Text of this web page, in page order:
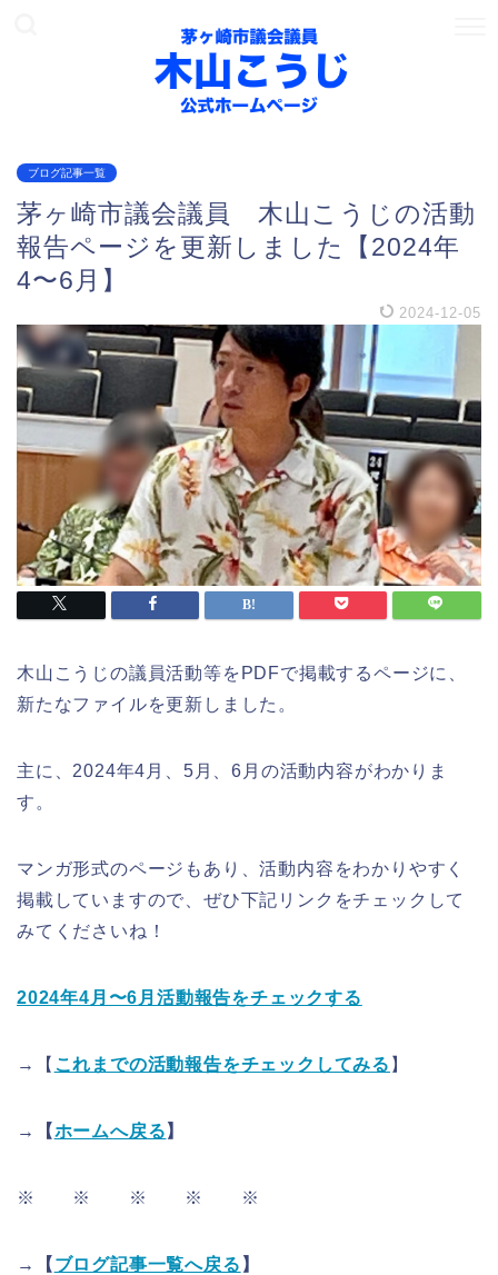
ブログ記事一覧
茅ヶ崎市議会議員 木山こうじの活動
報告ページを更新しました【2024年
4〜6月】
2024-12-05
木山こうじの議員活動等をPDFで掲載するページに、
新たなファイルを更新しました。
主に、2024年4月、5月、6月の活動内容がわかりま
す。
マンガ形式のページもあり、活動内容をわかりやすく
掲載していますので、ぜひ下記リンクをチェックして
みてくださいね！
2024年4月〜6月活動報告をチェックする
→【 これまでの活動報告をチェックしてみる 】
→【ホームへ戻る 】
※ ※ ※ ※ ※
→【 ブログ記事一覧へ戻る 】